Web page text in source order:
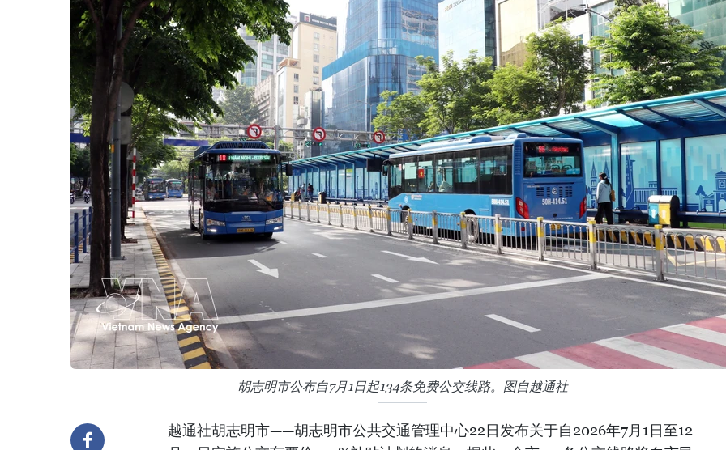
胡志明市公布自7月1日起134条免费公交线路。图自越通社
越通社胡志明市——胡志明市公共交通管理中心22日发布关于自2026年7月1日至12